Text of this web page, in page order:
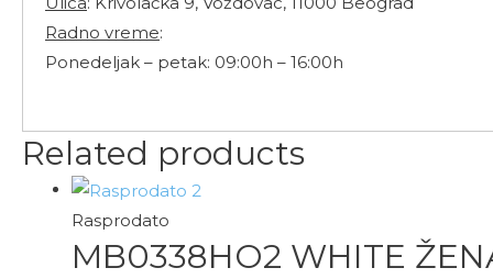
Radno vreme:
Ponedeljak – petak: 09:00h – 16:00h
Related products
Rasprodato
MB0338HO2 WHITE